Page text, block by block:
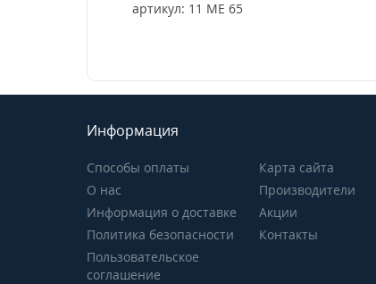
артикул: 11 ME 65
Информация
Способы оплаты
О нас
Информация о доставке
Политика безопасности
Пользовательское
соглашение
Карта сайта
Производители
Акции
Контакты